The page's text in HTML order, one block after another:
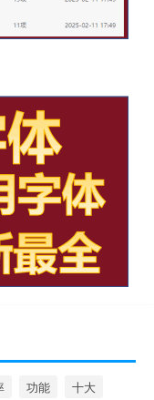
功能 十大